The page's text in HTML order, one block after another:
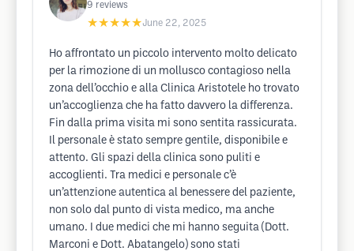
9 reviews
★★★★★June 22, 2025
Ho affrontato un piccolo intervento molto delicato
per la rimozione di un mollusco contagioso nella
zona dell’occhio e alla Clinica Aristotele ho trovato
un’accoglienza che ha fatto davvero la differenza.
Fin dalla prima visita mi sono sentita rassicurata.
Il personale è stato sempre gentile, disponibile e
attento. Gli spazi della clinica sono puliti e
accoglienti. Tra medici e personale c’è
un’attenzione autentica al benessere del paziente,
non solo dal punto di vista medico, ma anche
umano. I due medici che mi hanno seguita (Dott.
Marconi e Dott. Abatangelo) sono stati